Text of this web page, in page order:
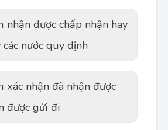
nhận được chấp nhận hay
nước quy định
xác nhận đã nhận được
được gửi đi